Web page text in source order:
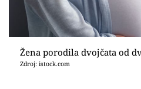
Videa
Sledujte prima+
Přihlášení
Žena porodila dvojčata od
Zdroj: istock.com